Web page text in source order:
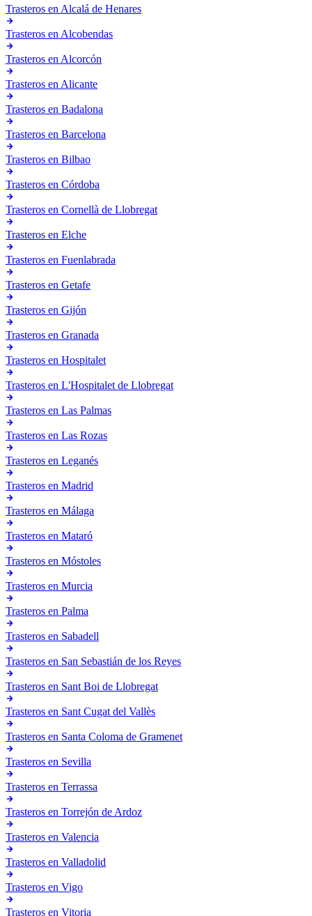
Trasteros en Alcalá de Henares
Trasteros en Alcobendas
Trasteros en Alcorcón
Trasteros en Alicante
Trasteros en Badalona
Trasteros en Barcelona
Trasteros en Bilbao
Trasteros en Córdoba
Trasteros en Cornellà de Llobregat
Trasteros en Elche
Trasteros en Fuenlabrada
Trasteros en Getafe
Trasteros en Gijón
Trasteros en Granada
Trasteros en Hospitalet
Trasteros en L'Hospitalet de Llobregat
Trasteros en Las Palmas
Trasteros en Las Rozas
Trasteros en Leganés
Trasteros en Madrid
Trasteros en Málaga
Trasteros en Mataró
Trasteros en Móstoles
Trasteros en Murcia
Trasteros en Palma
Trasteros en Sabadell
Trasteros en San Sebastián de los Reyes
Trasteros en Sant Boi de Llobregat
Trasteros en Sant Cugat del Vallès
Trasteros en Santa Coloma de Gramenet
Trasteros en Sevilla
Trasteros en Terrassa
Trasteros en Torrejón de Ardoz
Trasteros en Valencia
Trasteros en Valladolid
Trasteros en Vigo
Trasteros en Vitoria